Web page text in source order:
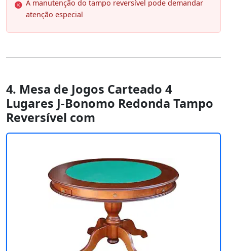
A manutenção do tampo reversível pode demandar
atenção especial
4. Mesa de Jogos Carteado 4
Lugares J-Bonomo Redonda Tampo
Reversível com